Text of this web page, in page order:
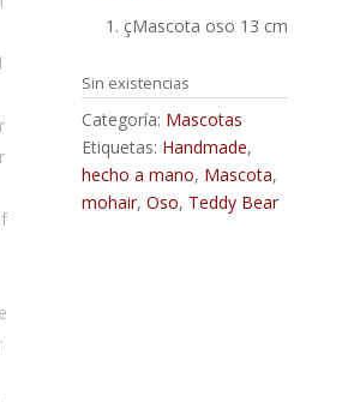
çMascota oso 13 cm
Sin existencias
Categoría: Mascotas
Etiquetas: Handmade,
hecho a mano, Mascota,
mohair,Oso, Teddy Bear